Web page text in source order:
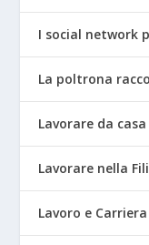
I social network
La poltrona
Lavorare da
Lavorare nella
Lavoro e Carriera